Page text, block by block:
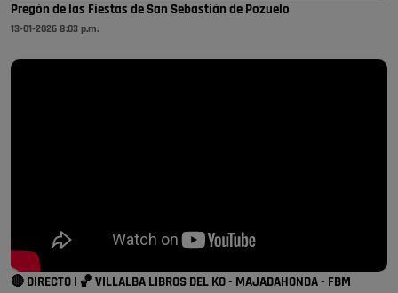
Pregón de las Fiestas de San Sebastián de Pozuelo
13-01-2026 8:03 p.m.
🔴 DIRECTO | 🏀 VILLALBA LIBROS DEL KO - MAJADAHONDA - FBM